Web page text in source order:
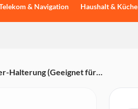
& Navigation Haushalt & Küche
Halterung (Geeignet für